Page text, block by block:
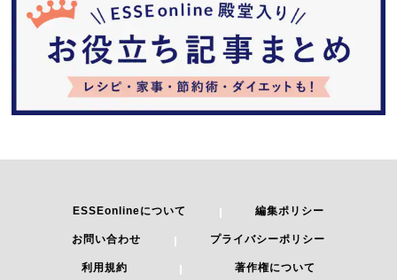
ESSEonlineについて 編集ポリシー
お問い合わせ プライバシーポリシー
利用規約 著作権について